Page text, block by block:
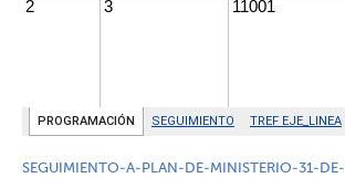
SEGUIMIENTO-A-PLAN-DE-MINISTERIO-31-DE-